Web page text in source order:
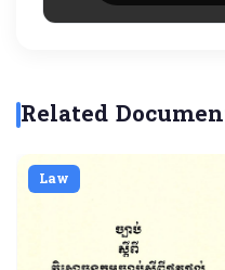
Related
Law